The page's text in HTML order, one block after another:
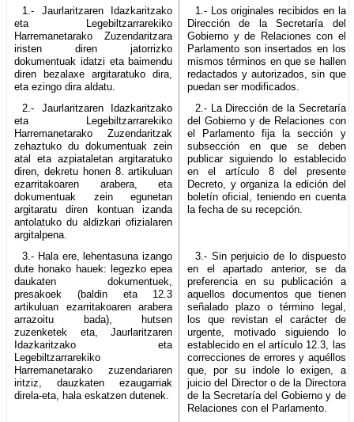
1.- Jaurlaritzaren Idazkaritzako
eta Legebiltzarrarekiko
Harremanetarako Zuzendaritzara
iristen diren jatorrizko
dokumentuak idatzi eta baimendu
diren bezalaxe argitaratuko dira,
eta ezingo dira aldatu.
1.- Los originales recibidos en la
Dirección de la Secretaría del
Gobierno y de Relaciones con el
Parlamento son insertados en los
mismos términos en que se hallen
redactados y autorizados, sin que
puedan ser modificados.
2.- Jaurlaritzaren Idazkaritzako
eta Legebiltzarrarekiko
Harremanetarako Zuzendaritzak
zehaztuko du dokumentuak zein
atal eta azpiataletan argitaratuko
diren, dekretu honen 8. artikuluan
ezarritakoaren arabera, eta
dokumentuak zein egunetan
argitaratu diren kontuan izanda
antolatuko du aldizkari ofizialaren
argitalpena.
2.- La Dirección de la Secretaría
del Gobierno y de Relaciones con
el Parlamento fija la sección y
subsección en que se deben
publicar siguiendo lo establecido
en el artículo 8 del presente
Decreto, y organiza la edición del
boletín oficial, teniendo en cuenta
la fecha de su recepción.
3.- Hala ere, lehentasuna izango
dute honako hauek: legezko epea
daukaten dokumentuek,
presakoek (baldin eta 12.3
artikuluan ezarritakoaren arabera
arrazoitu bada), hutsen
zuzenketek eta, Jaurlaritzaren
Idazkaritzako eta
Legebiltzarrarekiko
Harremanetarako zuzendariaren
iritziz, dauzkaten ezaugarriak
direla-eta, hala eskatzen dutenek.
3.- Sin perjuicio de lo dispuesto
en el apartado anterior, se da
preferencia en su publicación a
aquellos documentos que tienen
señalado plazo o término legal,
los que revistan el carácter de
urgente, motivado siguiendo lo
establecido en el artículo 12.3, las
correcciones de errores y aquéllos
que, por su índole lo exigen, a
juicio del Director o de la Directora
de la Secretaría del Gobierno y de
Relaciones con el Parlamento.